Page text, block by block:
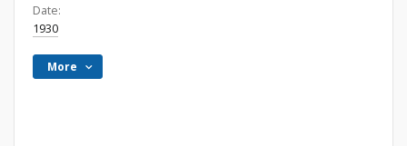
Date:
1930
More